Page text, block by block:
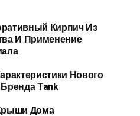
Кирпич Из
И Применение
Нового
Tank
Дома